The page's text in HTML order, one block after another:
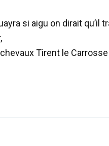
si aigu on dirait qu’il
Tirent le